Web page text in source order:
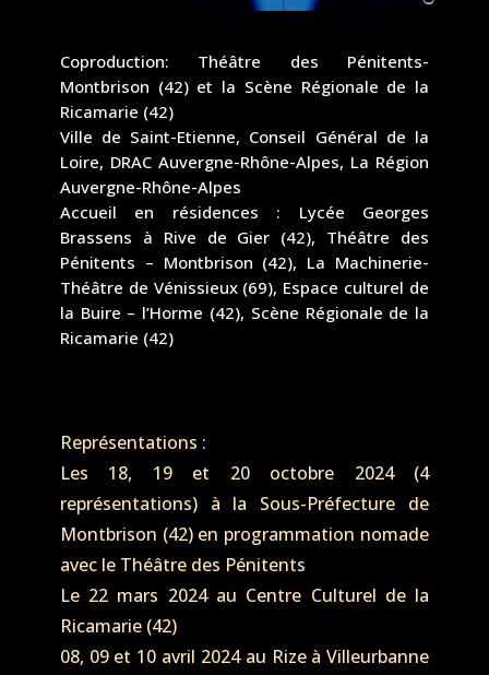
Coproduction: Théâtre des Pénitents-
Montbrison (42) et la Scène Régionale de la
Ricamarie (42)
Ville de Saint-Etienne, Conseil Général de la
Loire, DRAC Auvergne-Rhône-Alpes, La Région
Auvergne-Rhône-Alpes
Accueil en résidences : Lycée Georges
Brassens à Rive de Gier (42), Théâtre des
Pénitents – Montbrison (42), La Machinerie-
Théâtre de Vénissieux (69), Espace culturel de
la Buire – l’Horme (42), Scène Régionale de la
Ricamarie (42)
Représentations :
Les 18, 19 et 20 octobre 2024 (4
représentations) à la Sous-Préfecture de
Montbrison (42) en programmation nomade
avec le Théâtre des Pénitents
Le 22 mars 2024 au Centre Culturel de la
Ricamarie (42)
08, 09 et 10 avril 2024 au Rize à Villeurbanne